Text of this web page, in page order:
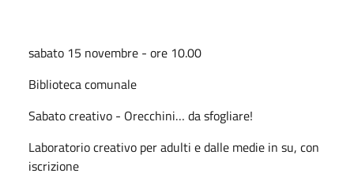
sabato 15 novembre - ore 10.00
Biblioteca comunale
Sabato creativo - Orecchini… da sfogliare!
Laboratorio creativo per adulti e dalle medie in su, con
iscrizione